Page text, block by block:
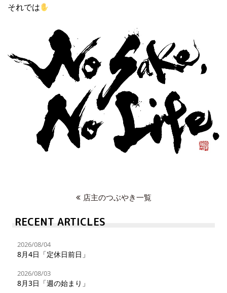
それでは
店主のつぶやき一覧
RECENT ARTICLES
2026/08/04
8月4日「定休日前日」
2026/08/03
8月3日「週の始まり」